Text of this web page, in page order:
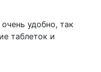
удобно, так
таблеток и